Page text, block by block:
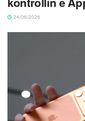
24/06/2026